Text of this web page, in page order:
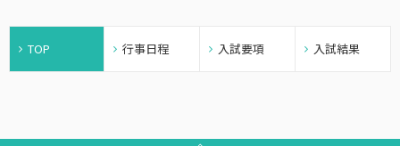
TOP 行事日程 入試要項 入試結果